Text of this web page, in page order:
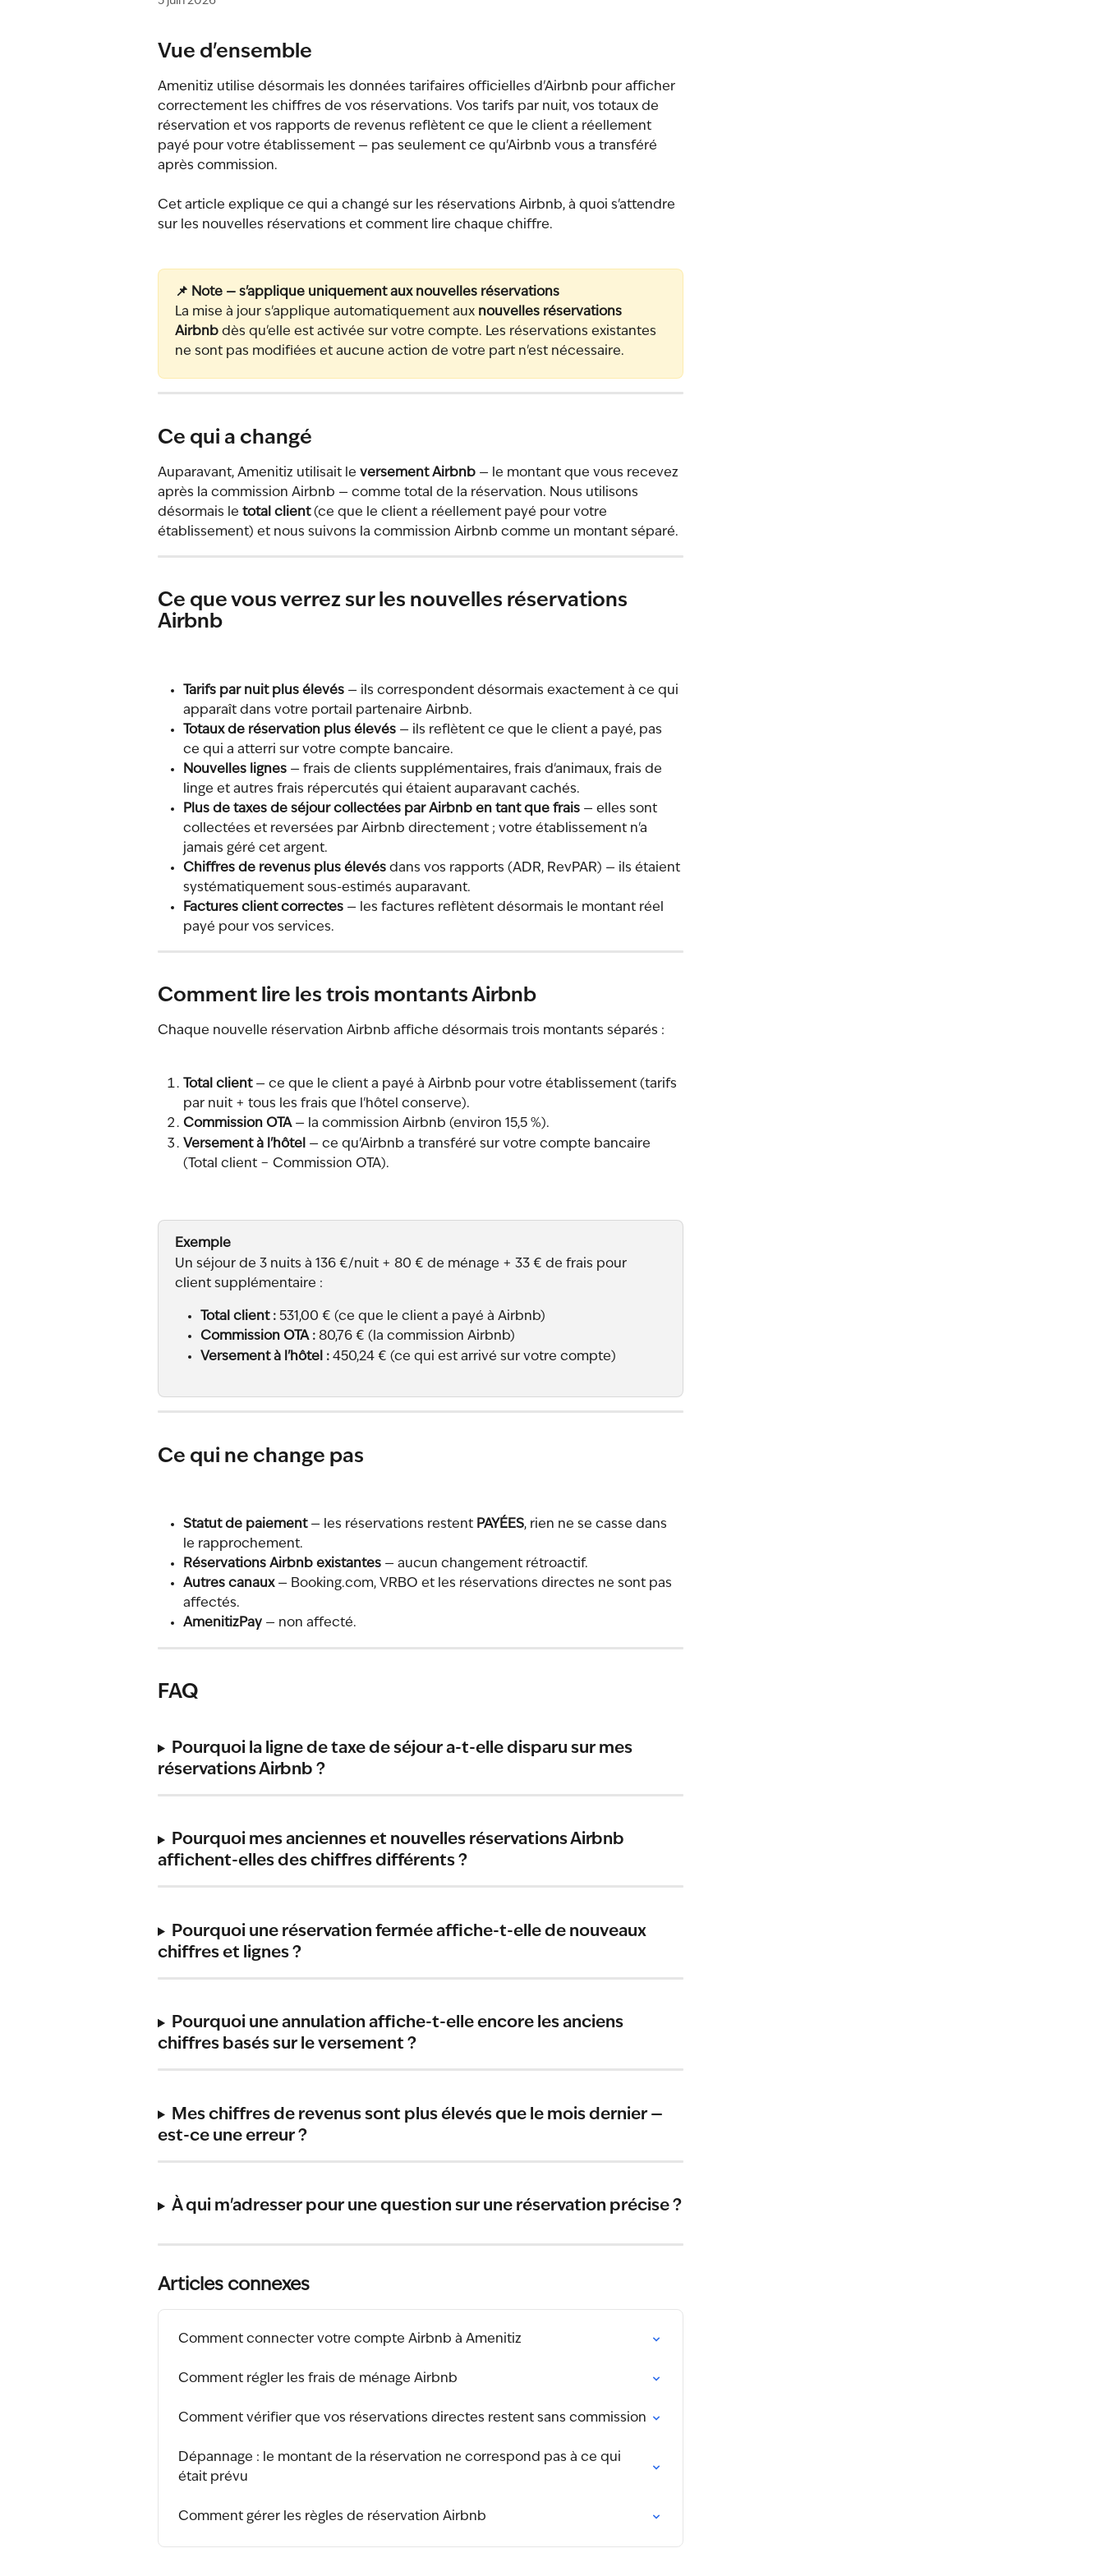
Vue d'ensemble
Amenitiz utilise désormais les données tarifaires officielles d'Airbnb pour afficher
correctement les chiffres de vos réservations. Vos tarifs par nuit, vos totaux de
réservation et vos rapports de revenus reflètent ce que le client a réellement
payé pour votre établissement — pas seulement ce qu'Airbnb vous a transféré
après commission.
Cet article explique ce qui a changé sur les réservations Airbnb, à quoi s'attendre
sur les nouvelles réservations et comment lire chaque chiffre.
📌 Note — s'applique uniquement aux nouvelles réservations
La mise à jour s'applique automatiquement aux nouvelles réservations
Airbnb dès qu'elle est activée sur votre compte. Les réservations existantes
ne sont pas modifiées et aucune action de votre part n'est nécessaire.
Ce qui a changé
Auparavant, Amenitiz utilisait le versement Airbnb — le montant que vous recevez
après la commission Airbnb — comme total de la réservation. Nous utilisons
désormais le total client (ce que le client a réellement payé pour votre
établissement) et nous suivons la commission Airbnb comme un montant séparé.
Ce que vous verrez sur les nouvelles réservations
Airbnb
Tarifs par nuit plus élevés — ils correspondent désormais exactement à ce qui
apparaît dans votre portail partenaire Airbnb.
Totaux de réservation plus élevés — ils reflètent ce que le client a payé, pas
ce qui a atterri sur votre compte bancaire.
Nouvelles lignes — frais de clients supplémentaires, frais d'animaux, frais de
linge et autres frais répercutés qui étaient auparavant cachés.
Plus de taxes de séjour collectées par Airbnb en tant que frais — elles sont
collectées et reversées par Airbnb directement ; votre établissement n'a
jamais géré cet argent.
Chiffres de revenus plus élevés dans vos rapports (ADR, RevPAR) — ils étaient
systématiquement sous-estimés auparavant.
Factures client correctes — les factures reflètent désormais le montant réel
payé pour vos services.
Comment lire les trois montants Airbnb
Chaque nouvelle réservation Airbnb affiche désormais trois montants séparés :
Total client — ce que le client a payé à Airbnb pour votre établissement (tarifs
par nuit + tous les frais que l'hôtel conserve).
Commission OTA — la commission Airbnb (environ 15,5 %).
Versement à l'hôtel — ce qu'Airbnb a transféré sur votre compte bancaire
(Total client − Commission OTA).
Exemple
Un séjour de 3 nuits à 136 €/nuit + 80 € de ménage + 33 € de frais pour
client supplémentaire :
Total client : 531,00 € (ce que le client a payé à Airbnb)
Commission OTA : 80,76 € (la commission Airbnb)
Versement à l'hôtel : 450,24 € (ce qui est arrivé sur votre compte)
Ce qui ne change pas
Statut de paiement — les réservations restent PAYÉES, rien ne se casse dans
le rapprochement.
Réservations Airbnb existantes — aucun changement rétroactif.
Autres canaux — Booking.com, VRBO et les réservations directes ne sont pas
affectés.
AmenitizPay — non affecté.
FAQ
Pourquoi la ligne de taxe de séjour a-t-elle disparu sur mes
réservations Airbnb ?
Pourquoi mes anciennes et nouvelles réservations Airbnb
affichent-elles des chiffres différents ?
Pourquoi une réservation fermée affiche-t-elle de nouveaux
chiffres et lignes ?
Pourquoi une annulation affiche-t-elle encore les anciens
chiffres basés sur le versement ?
Mes chiffres de revenus sont plus élevés que le mois dernier —
est-ce une erreur ?
À qui m'adresser pour une question sur une réservation précise ?
Articles connexes
Comment connecter votre compte Airbnb à Amenitiz
Comment régler les frais de ménage Airbnb
Comment vérifier que vos réservations directes restent sans commission
Dépannage : le montant de la réservation ne correspond pas à ce qui
était prévu
Comment gérer les règles de réservation Airbnb